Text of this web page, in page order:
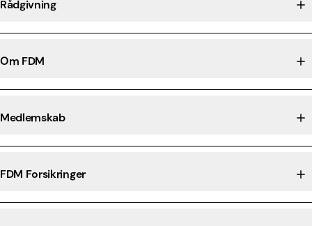
Rådgivning
Om FDM
Medlemskab
FDM Forsikringer